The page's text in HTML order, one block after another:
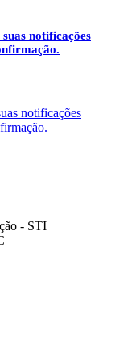
notificações
notificações
- STI